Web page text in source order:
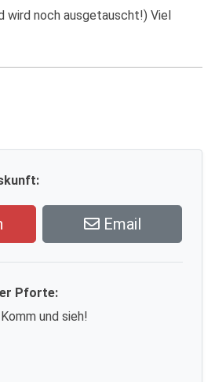
wird noch ausgetauscht!) Viel
Email
Pforte:
und sieh!